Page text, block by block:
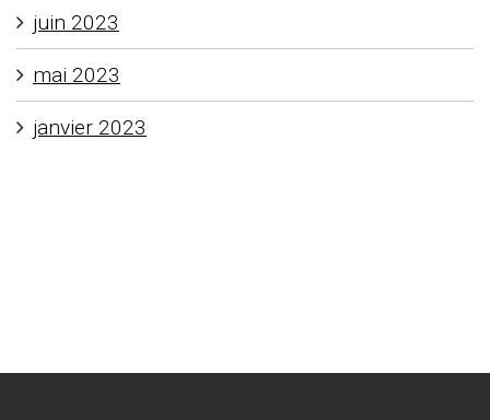
juin 2023
mai 2023
janvier 2023